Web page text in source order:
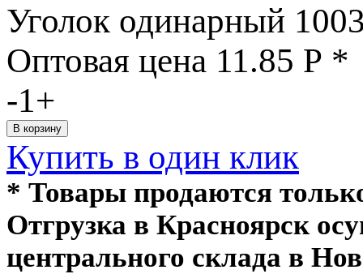
Уголок одинарный
Оптовая цена 11.85 Р *
-1+
Купить в один клик
* Товары продаются
Отгрузка в Красноярск
центрального склада в